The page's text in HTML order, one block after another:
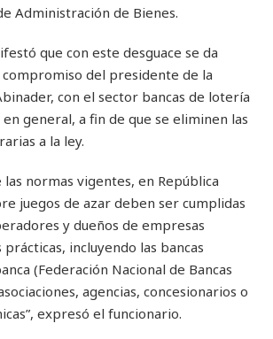
Administración de Bienes.
que con este desguace se da
del presidente de la
con el sector bancas de lotería
general, a fin de que se eliminen las
a la ley.
las normas vigentes, en República
juegos de azar deben ser cumplidas
y dueños de empresas
prácticas, incluyendo las bancas
(Federación Nacional de Bancas
agencias, concesionarios o
expresó el funcionario.